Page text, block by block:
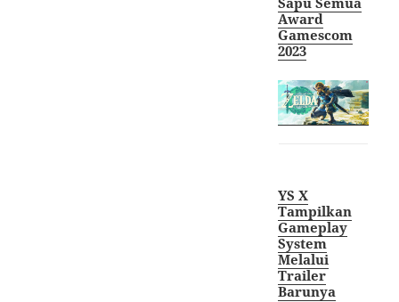
Award
Gamescom
2023
YS X
Tampilkan
Gameplay
System
Melalui
Trailer
Barunya